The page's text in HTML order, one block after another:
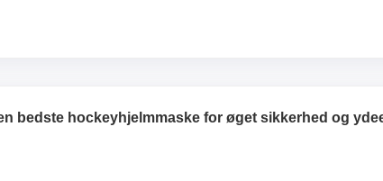
bedste hockeyhjelmmaske for øget sikkerhed og